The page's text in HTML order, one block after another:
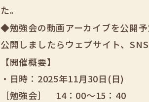
た。
◆勉強会の動画アーカイブを公開予
公開しましたらウェブサイト、
【開催概要】
・日時：2025年11月30日(日)
［勉強会］ 14：00～15：40